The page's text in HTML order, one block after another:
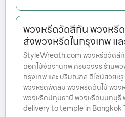
พวงหรีดวัดสีกัน พวงหรี
ส่งพวงหรีดในกรุงเทพ แ
StyleWreath.com พวงหรีดวัดสี
ดอกไม้จัดงานศพ ครบวงจร ร้านพ
กรุงเทพ และ ปริมณฑล ดีไซน์สวยห
พวงหรีดพัดลม พวงหรีดต้นไม้ พวง
พวงหรีดปทุมธานี พวงหรีดนนทบุ
delivery to temple in Bangkok